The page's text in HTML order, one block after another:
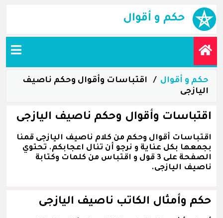
حكم و أقوال
حكم و أقوال
اقتباسات وأقوال وحكم ناصيف
اليازجى
اقتباسات وأقوال وحكم ناصيف اليازجى
اقتباسات أقوال وحكم من كلام ناصيف اليازجى قمنا
بجمعها بكل عناية و نرجو أن تنال اعجابكم. تحتوي
الصفحة على 3 قول و اقتباس من كلمات وكتابة
ناصيف اليازجى.
حكم وأمثال الكاتب ناصيف اليازجى